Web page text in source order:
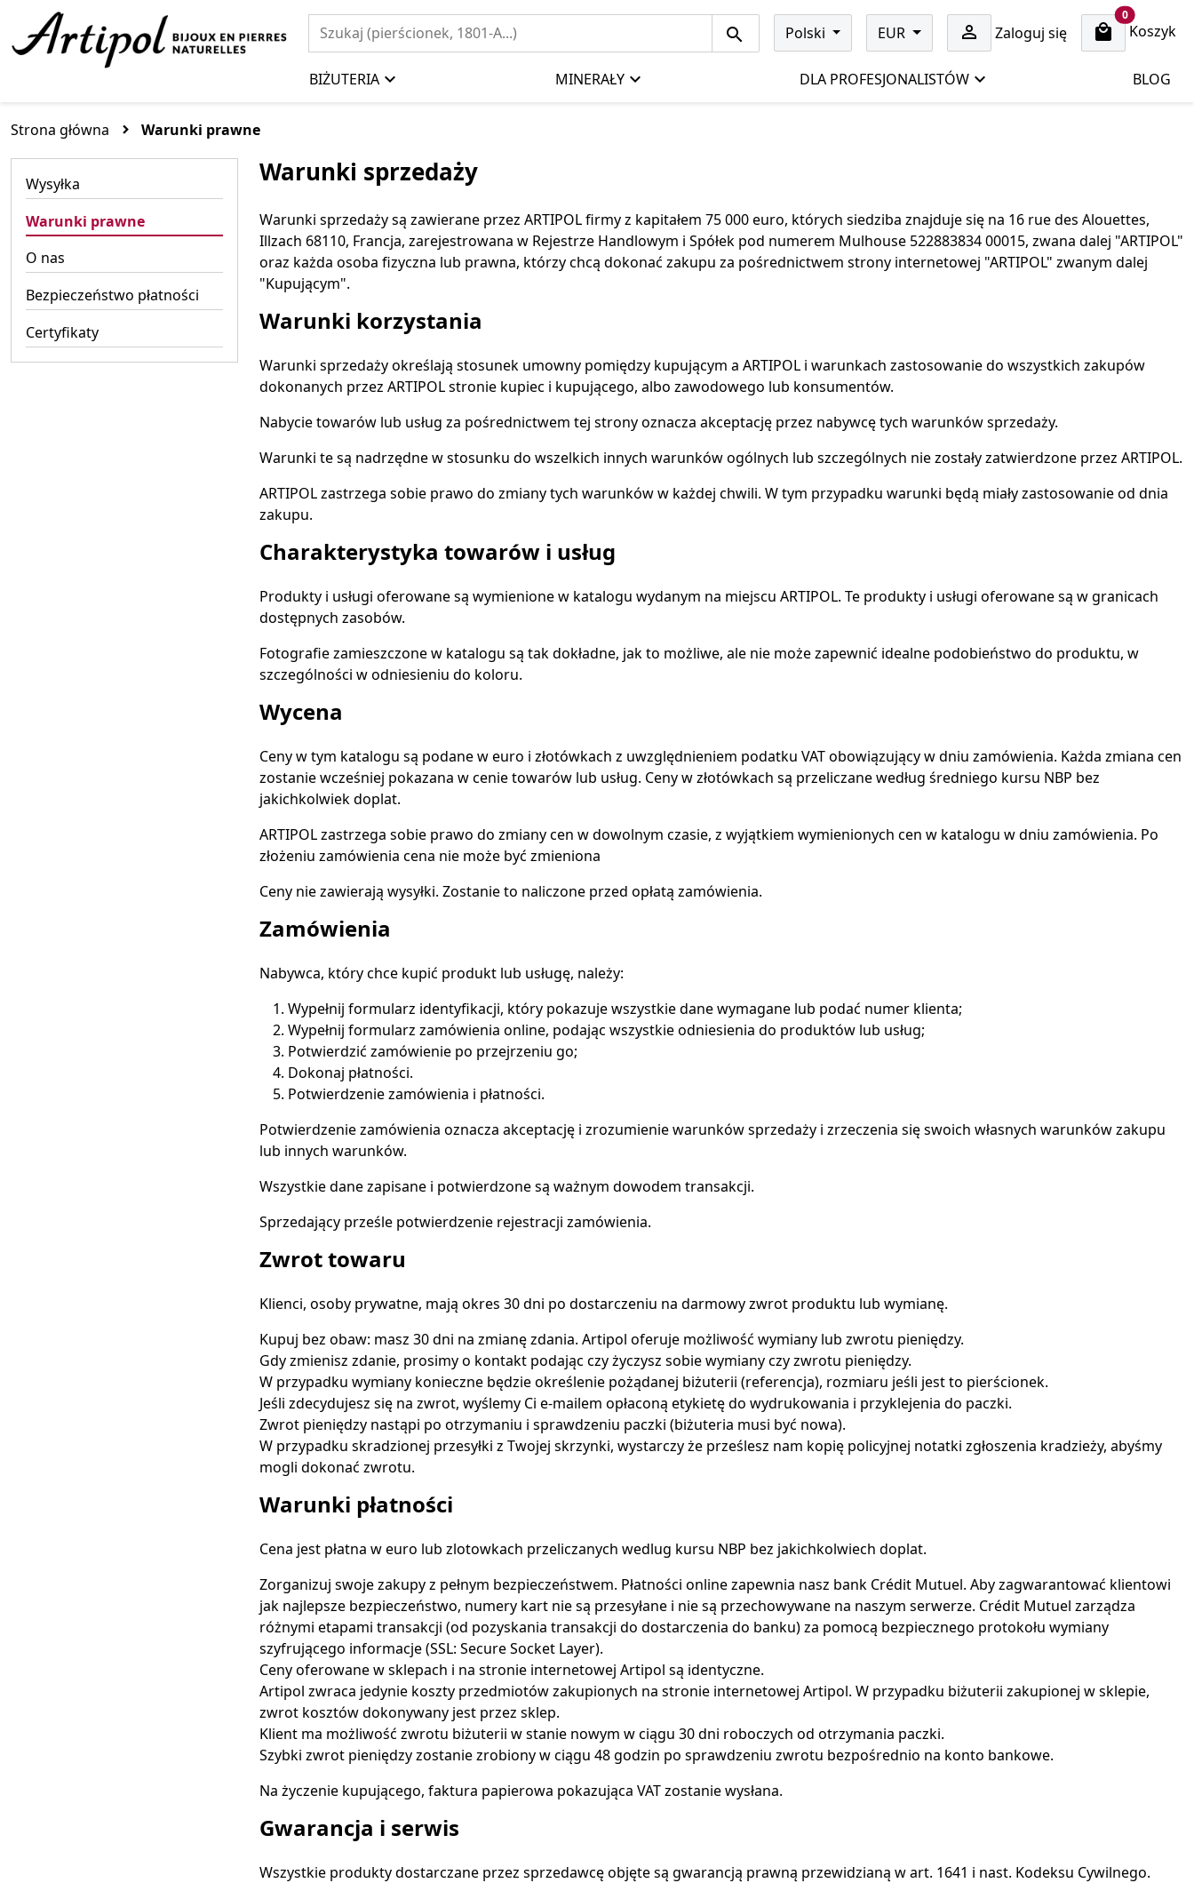
Polski EUR Zaloguj się 
0cart items
Koszyk
BIŻUTERIA MINERAŁY DLA PROFESJONALISTÓW BLOG
Strona główna Warunki prawne
Wysyłka
Warunki prawne
O nas
Bezpieczeństwo płatności
Certyfikaty
Warunki sprzedaży
Warunki sprzedaży są zawierane przez ARTIPOL firmy z kapitałem 75 000 euro, których siedziba znajduje się na 16 rue des Alouettes,
Illzach 68110, Francja, zarejestrowana w Rejestrze Handlowym i Spółek pod numerem Mulhouse 522883834 00015, zwana dalej "ARTIPOL"
oraz każda osoba fizyczna lub prawna, którzy chcą dokonać zakupu za pośrednictwem strony internetowej "ARTIPOL" zwanym dalej
"Kupującym".
Warunki korzystania
Warunki sprzedaży określają stosunek umowny pomiędzy kupującym a ARTIPOL i warunkach zastosowanie do wszystkich zakupów
dokonanych przez ARTIPOL stronie kupiec i kupującego, albo zawodowego lub konsumentów.
Nabycie towarów lub usług za pośrednictwem tej strony oznacza akceptację przez nabywcę tych warunków sprzedaży.
Warunki te są nadrzędne w stosunku do wszelkich innych warunków ogólnych lub szczególnych nie zostały zatwierdzone przez ARTIPOL.
ARTIPOL zastrzega sobie prawo do zmiany tych warunków w każdej chwili. W tym przypadku warunki będą miały zastosowanie od dnia
zakupu.
Charakterystyka towarów i usług
Produkty i usługi oferowane są wymienione w katalogu wydanym na miejscu ARTIPOL. Te produkty i usługi oferowane są w granicach
dostępnych zasobów.
Fotografie zamieszczone w katalogu są tak dokładne, jak to możliwe, ale nie może zapewnić idealne podobieństwo do produktu, w
szczególności w odniesieniu do koloru.
Wycena
Ceny w tym katalogu są podane w euro i złotówkach z uwzględnieniem podatku VAT obowiązujący w dniu zamówienia. Każda zmiana cen
zostanie wcześniej pokazana w cenie towarów lub usług. Ceny w złotówkach są przeliczane według średniego kursu NBP bez
jakichkolwiek doplat.
ARTIPOL zastrzega sobie prawo do zmiany cen w dowolnym czasie, z wyjątkiem wymienionych cen w katalogu w dniu zamówienia. Po
złożeniu zamówienia cena nie może być zmieniona
Ceny nie zawierają wysyłki. Zostanie to naliczone przed opłatą zamówienia.
Zamówienia
Nabywca, który chce kupić produkt lub usługę, należy:
Wypełnij formularz identyfikacji, który pokazuje wszystkie dane wymagane lub podać numer klienta;
Wypełnij formularz zamówienia online, podając wszystkie odniesienia do produktów lub usług;
Potwierdzić zamówienie po przejrzeniu go;
Dokonaj płatności.
Potwierdzenie zamówienia i płatności.
Potwierdzenie zamówienia oznacza akceptację i zrozumienie warunków sprzedaży i zrzeczenia się swoich własnych warunków zakupu
lub innych warunków.
Wszystkie dane zapisane i potwierdzone są ważnym dowodem transakcji.
Sprzedający prześle potwierdzenie rejestracji zamówienia.
Zwrot towaru
Klienci, osoby prywatne, mają okres 30 dni po dostarczeniu na darmowy zwrot produktu lub wymianę.
Kupuj bez obaw: masz 30 dni na zmianę zdania. Artipol oferuje możliwość wymiany lub zwrotu pieniędzy.
Gdy zmienisz zdanie, prosimy o kontakt podając czy życzysz sobie wymiany czy zwrotu pieniędzy.
W przypadku wymiany konieczne będzie określenie pożądanej biżuterii (referencja), rozmiaru jeśli jest to pierścionek.
Jeśli zdecydujesz się na zwrot, wyślemy Ci e-mailem opłaconą etykietę do wydrukowania i przyklejenia do paczki.
Zwrot pieniędzy nastąpi po otrzymaniu i sprawdzeniu paczki (biżuteria musi być nowa).
W przypadku skradzionej przesyłki z Twojej skrzynki, wystarczy że prześlesz nam kopię policyjnej notatki zgłoszenia kradzieży, abyśmy
mogli dokonać zwrotu.
Warunki płatności
Cena jest płatna w euro lub zlotowkach przeliczanych wedlug kursu NBP bez jakichkolwiech doplat.
Zorganizuj swoje zakupy z pełnym bezpieczeństwem. Płatności online zapewnia nasz bank Crédit Mutuel. Aby zagwarantować klientowi
jak najlepsze bezpieczeństwo, numery kart nie są przesyłane i nie są przechowywane na naszym serwerze. Crédit Mutuel zarządza
różnymi etapami transakcji (od pozyskania transakcji do dostarczenia do banku) za pomocą bezpiecznego protokołu wymiany
szyfrującego informacje (SSL: Secure Socket Layer).
Ceny oferowane w sklepach i na stronie internetowej Artipol są identyczne.
Artipol zwraca jedynie koszty przedmiotów zakupionych na stronie internetowej Artipol. W przypadku biżuterii zakupionej w sklepie,
zwrot kosztów dokonywany jest przez sklep.
Klient ma możliwość zwrotu biżuterii w stanie nowym w ciągu 30 dni roboczych od otrzymania paczki.
Szybki zwrot pieniędzy zostanie zrobiony w ciągu 48 godzin po sprawdzeniu zwrotu bezpośrednio na konto bankowe.
Na życzenie kupującego, faktura papierowa pokazująca VAT zostanie wysłana.
Gwarancja i serwis
Wszystkie produkty dostarczane przez sprzedawcę objęte są gwarancją prawną przewidzianą w art. 1641 i nast. Kodeksu Cywilnego.